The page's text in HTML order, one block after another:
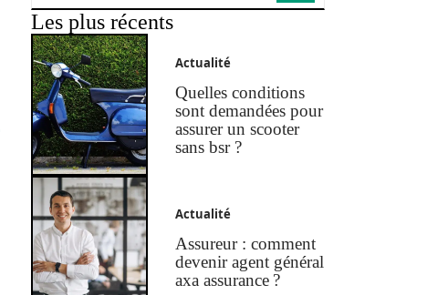
Les plus récents
Actualité
Quelles conditions
sont demandées pour
assurer un scooter
sans bsr ?
Actualité
Assureur : comment
devenir agent général
axa assurance ?